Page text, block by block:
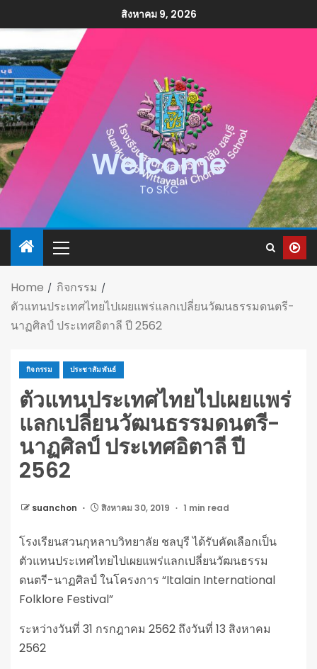
สิงหาคม 9, 2026
Welcome
To SKC
Home
กิจกรรม
ตัวแทนประเทศไทยไปเผยแพร่แลกเปลี่ยนวัฒนธรรมดนตรี-
นาฏศิลป์ ประเทศอิตาลี ปี 2562
กิจกรรม ประชาสัมพันธ์
ตัวแทนประเทศไทยไปเผยแพร่
แลกเปลี่ยนวัฒนธรรมดนตรี-
นาฏศิลป์ ประเทศอิตาลี ปี
2562
suanchon สิงหาคม 30, 2019 1 min read
โรงเรียนสวนกุหลาบวิทยาลัย ชลบุรี ได้รับคัดเลือกเป็น
ตัวแทนประเทศไทยไปเผยแพร่แลกเปลี่ยนวัฒนธรรม
ดนตรี-นาฏศิลป์ ในโครงการ “Italain International
Folklore Festival”
ระหว่างวันที่ 31 กรกฎาคม 2562 ถึงวันที่ 13 สิงหาคม
2562